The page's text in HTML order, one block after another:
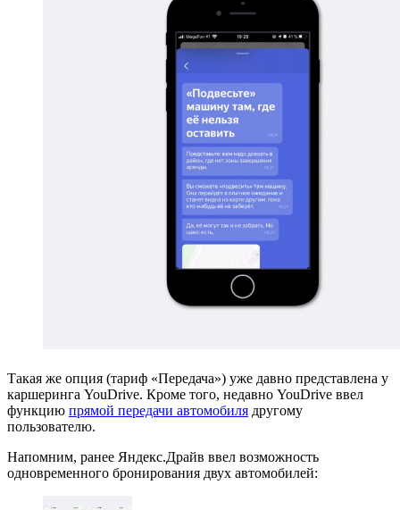
Такая же опция (тариф «Передача») уже давно представлена у
каршеринга YouDrive. Кроме того, недавно YouDrive ввел
функцию прямой передачи автомобиля другому
пользователю.
Напомним, ранее Яндекс.Драйв ввел возможность
одновременного бронирования двух автомобилей: